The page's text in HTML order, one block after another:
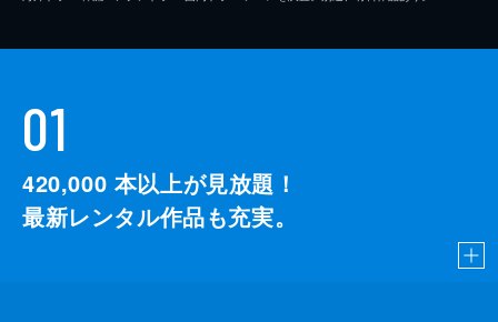
01
420,000 本以上が見放題！
最新レンタル作品も充実。